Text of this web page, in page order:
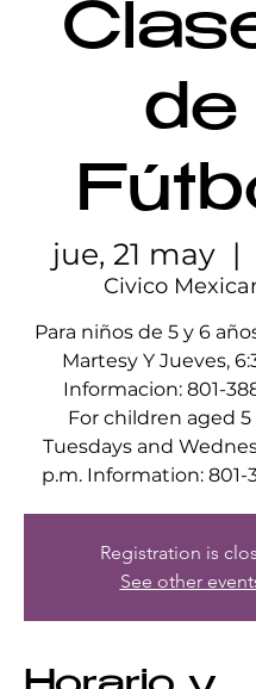
de
jue, 21 may
  |
Civico
Para niños de 5 y 6
Martesy Y Jueves,
Informacion: 801-
For children aged 5
Tuesdays and
p.m. Information: 801-
Registration is
See other